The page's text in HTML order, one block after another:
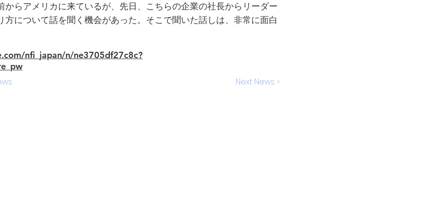
からアメリカに来ているが、先日、こちらの企業の社長からリーダー
方について話を聞く機会があった。そこで聞いた話しは、非常に面白
nfi_japan/n/ne3705df27c8c?
Next News >